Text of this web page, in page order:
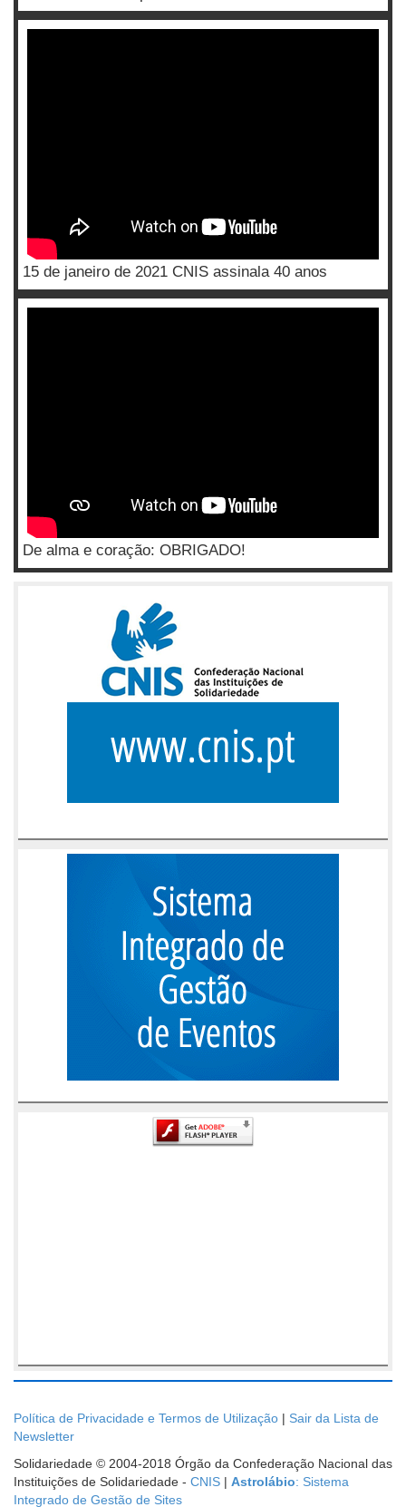
15 de janeiro de 2021 CNIS assinala 40 anos
De alma e coração: OBRIGADO!
Política de Privacidade e Termos de Utilização | Sair da Lista de
Newsletter
Solidariedade © 2004-2018 Órgão da Confederação Nacional das
Instituições de Solidariedade - CNIS | Astrolábio: Sistema
Integrado de Gestão de Sites